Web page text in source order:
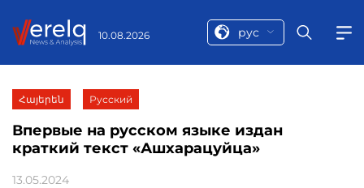
10.08.2026 рус
Հայերեն Русский
Впервые на русском языке издан
краткий текст «Ашхарацуйца»
13.05.2024